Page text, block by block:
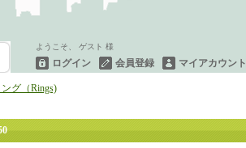
ようこそ、 ゲスト 様
ログイン 会員登録 マイアカウント
ング（Rings)